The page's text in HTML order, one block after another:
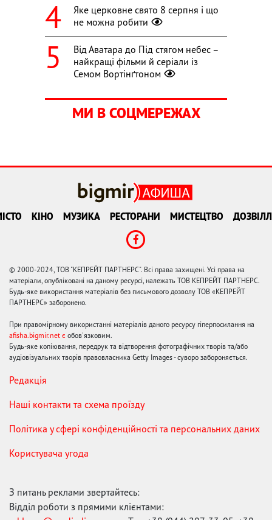
Яке церковне свято 8 серпня і що
не можна робити
Від Аватара до Під стягом небес –
найкращі фільми й серіали із
Семом Вортінґтоном
МИ В СОЦМЕРЕЖАХ
КІНО МУЗИКА РЕСТОРАНИ МИСТЕЦТВО
© 2000-2024, ТОВ "КЕПРЕЙТ ПАРТНЕРС". Всі права захищені. Усі права на
матеріали, опубліковані на даному ресурсі, належать ТОВ КЕПРЕЙТ ПАРТНЕРС.
Будь-яке використання матеріалів без письмового дозволу ТОВ «КЕПРЕЙТ
ПАРТНЕРС» заборонено.
При правомірному використанні матеріалів даного ресурсу гіперпосилання на
afisha.bigmir.net є обов'язковим.
Будь-яке копіювання, передрук та відтворення фотографічних творів та/або
аудіовізуальних творів правовласника Getty Images - суворо забороняється.
Редакція
Наші контакти та схема проїзду
Політика у сфері конфіденційності та персональних даних
Користувача угода
З питань реклами звертайтесь:
Відділ роботи з прямими клієнтами: